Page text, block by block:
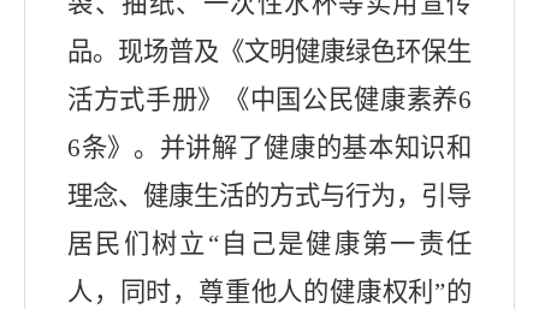
品。 现场普及《文明健康绿色环保生
活方式手册》《中国公民健康素养6
6条》 。 并讲解了健康的基本知识和
理念、健康生活的方式与行为，引导
居民 们树立 “自己是健康第一责任
人 ，同时，尊重他人的健康权利 ”的